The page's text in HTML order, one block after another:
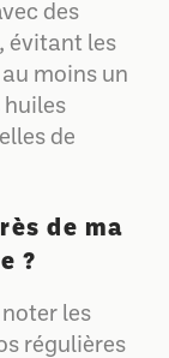
des
évitant les
moins un
huiles
de
de ma
?
les
régulières